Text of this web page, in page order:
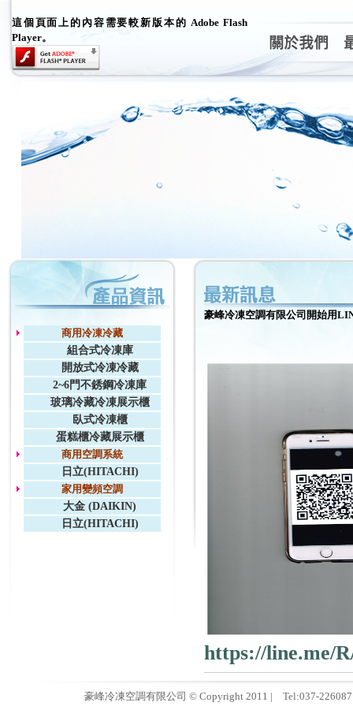
這個頁面上的內容需要較新版本的 Adobe Flash
Player。
商用冷凍冷藏
組合式冷凍庫
開放式冷凍冷藏
2~6門不銹鋼冷凍庫
玻璃冷藏冷凍展示櫃
臥式冷凍櫃
蛋糕櫃冷藏展示櫃
商用空調系統
日立(HITACHI)
家用變頻空調
大金 (DAIKIN)
日立(HITACHI)
豪峰冷凍空調有限公司開始用
https://line.me/
豪峰冷凍空調有限公司 © Copyright 2011 | Tel:037-